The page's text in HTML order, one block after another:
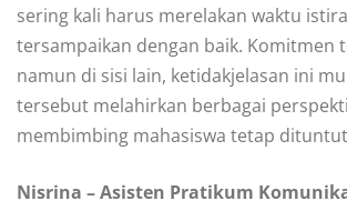
sering kali harus merelakan waktu
tersampaikan dengan baik. Komitmen
namun di sisi lain, ketidakjelasan ini
tersebut melahirkan berbagai
membimbing mahasiswa tetap
Nisrina – Asisten Pratikum